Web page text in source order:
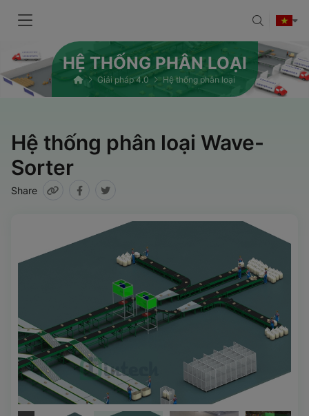
HỆ THỐNG PHÂN LOẠI
Giải pháp 4.0 Hệ thống phân loại
Hệ thống phân loại Wave-
Sorter
Share